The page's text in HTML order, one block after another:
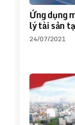
Ứng dụng
lý tài sản
24/07/2021